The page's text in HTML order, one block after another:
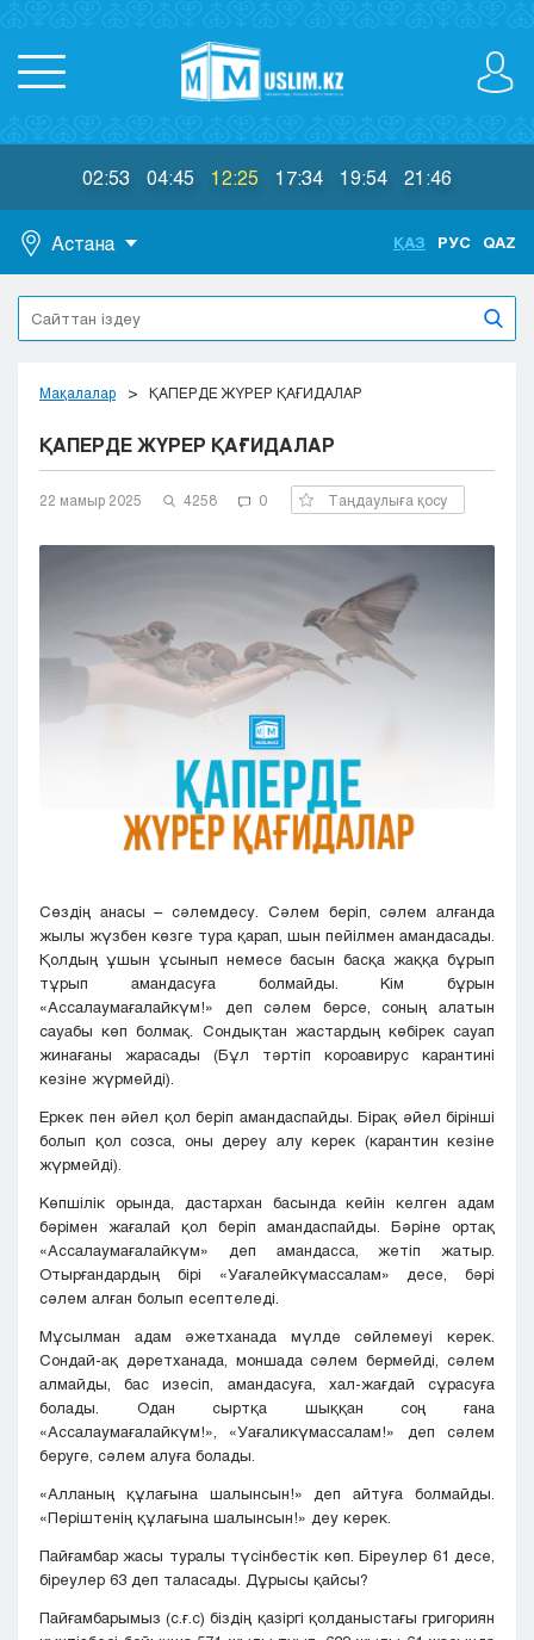
02:53 04:45 12:25 17:34 19:54 21:46
Астана
Астана
Алматы
Актобе
Жезказган
Караганда
Кокшетау
Семей
Талдыкорган
ҚАЗ РУС QAZ
Мақалалар ҚАПЕРДЕ ЖҮРЕР ҚАҒИДАЛАР
ҚАПЕРДЕ ЖҮРЕР ҚАҒИДАЛАР
22 мамыр 2025 4258 0 Таңдаулыға қосу
Сөздің анасы – сәлемдесу. Сәлем беріп, сәлем алғанда
жылы жүзбен көзге тура қарап, шын пейілмен амандасады.
Қолдың ұшын ұсынып немесе басын басқа жаққа бұрып
тұрып амандасуға болмайды. Кім бұрын
«Ассалаумағалайкүм!» деп сәлем берсе, соның алатын
сауабы көп болмақ. Сондықтан жастардың көбірек сауап
жинағаны жарасады (Бұл тәртіп короавирус карантині
кезіне жүрмейді).
Еркек пен әйел қол беріп амандаспайды. Бірақ әйел бірінші
болып қол созса, оны дереу алу керек (карантин кезіне
жүрмейді).
Көпшілік орында, дастархан басында кейін келген адам
бәрімен жағалай қол беріп амандаспайды. Бәріне ортақ
«Ассалаумағалайкүм» деп амандасса, жетіп жатыр.
Отырғандардың бірі «Уағалейкүмассалам» десе, бәрі
сәлем алған болып есептеледі.
Мұсылман адам әжетханада мүлде сөйлемеуі керек.
Сондай-ақ дәретханада, моншада сәлем бермейді, сәлем
алмайды, бас изесіп, амандасуға, хал-жағдай сұрасуға
болады. Одан сыртқа шыққан соң ғана
«Ассалаумағалайкүм!», «Уағаликүмассалам!» деп сәлем
беруге, сәлем алуға болады.
«Алланың құлағына шалынсын!» деп айтуға болмайды.
«Періштенің құлағына шалынсын!» деу керек.
Пайғамбар жасы туралы түсінбестік көп. Біреулер 61 десе,
біреулер 63 деп таласады. Дұрысы қайсы?
Пайғамбарымыз (с.ғ.с) біздің қазіргі қолданыстағы григориян